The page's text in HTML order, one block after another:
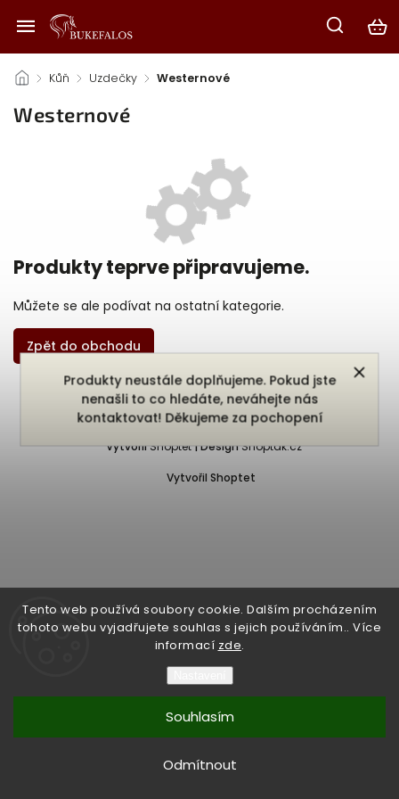
Tento web používá soubory cookie. Dalším procházením
tohoto webu vyjadřujete souhlas s jejich používáním.. Více
informací zde.
Odmítnout
Souhlasím
Produkty neustále doplňujeme. Pokud jste
nenašli to co hledáte, neváhejte nás
kontaktovat! Děkujeme za pochopení
/ Kůň / Uzdečky / Westernové
Westernové
Produkty teprve připravujeme.
Můžete se ale podívat na ostatní kategorie.
Zpět do obchodu
Vytvořil Shoptet
Copyright 2026Bukefalos. Všechna práva vyhrazena.
Vytvořil Shoptet | Design Shoptak.cz